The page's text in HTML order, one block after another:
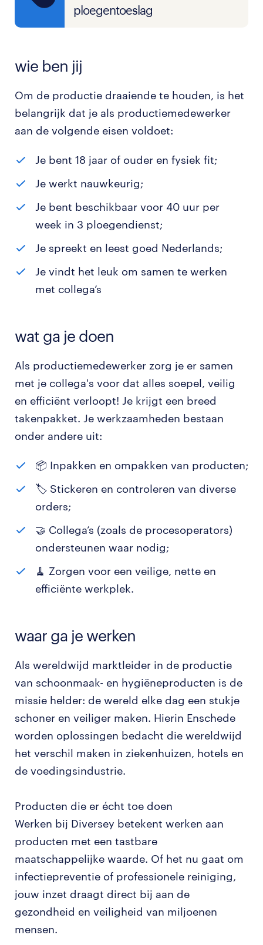
ploegentoeslag
wie ben jij
Om de productie draaiende te houden, is het
belangrijk dat je als productiemedewerker
aan de volgende eisen voldoet:
Je bent 18 jaar of ouder en fysiek fit;
Je werkt nauwkeurig;
Je bent beschikbaar voor 40 uur per
week in 3 ploegendienst;
Je spreekt en leest goed Nederlands;
Je vindt het leuk om samen te werken
met collega’s
wat ga je doen
Als productiemedewerker zorg je er samen
met je collega's voor dat alles soepel, veilig
en efficiënt verloopt! Je krijgt een breed
takenpakket. Je werkzaamheden bestaan
onder andere uit:
📦 Inpakken en ompakken van producten;
🏷 Stickeren en controleren van diverse
orders;
🤝 Collega’s (zoals de procesoperators)
ondersteunen waar nodig;
🧹 Zorgen voor een veilige, nette en
efficiënte werkplek.
waar ga je werken
Als wereldwijd marktleider in de productie
van schoonmaak- en hygiëneproducten is de
missie helder: de wereld elke dag een stukje
schoner en veiliger maken. Hierin Enschede
worden oplossingen bedacht die wereldwijd
het verschil maken in ziekenhuizen, hotels en
de voedingsindustrie.
Producten die er écht toe doen
Werken bij Diversey betekent werken aan
producten met een tastbare
maatschappelijke waarde. Of het nu gaat om
infectiepreventie of professionele reiniging,
jouw inzet draagt direct bij aan de
gezondheid en veiligheid van miljoenen
mensen.